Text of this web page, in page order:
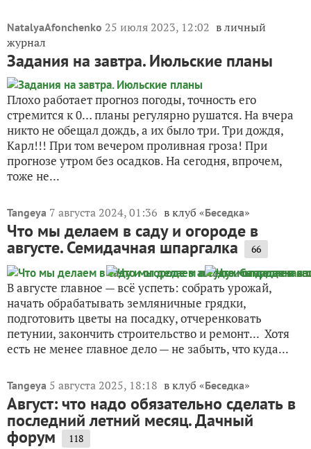
NatalyaAfonchenko 25 июля 2023, 12:02 в личный
журнал
Задания на завтра. Июльские планы
Плохо работает прогноз погоды, точность его
стремится к 0… планы регулярно рушатся. На вчера
никто не обещал дождь, а их было три. Три дождя,
Карл!!! При том вечером проливная гроза! При
прогнозе утром без осадков. На сегодня, впрочем,
тоже не...
Tangeya 7 августа 2024, 01:36 в клуб «Беседка»
Что мы делаем в саду и огороде в
августе. Семидачная шпаргалка 66
В августе главное — всё успеть: собрать урожай,
начать обрабатывать земляничные грядки,
подготовить цветы на посадку, отчеренковать
петунии, закончить строительство и ремонт... Хотя
есть не менее главное дело — не забыть, что куда...
Tangeya 5 августа 2025, 18:18 в клуб «Беседка»
Август: что надо обязательно сделать в
последний летний месяц. Дачный
форум 118